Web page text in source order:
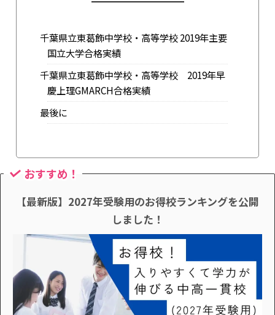
千葉県立東葛飾中学校・高等学校 2019年主要
国立大学合格実績
千葉県立東葛飾中学校・高等学校 2019年早
慶上理GMARCH合格実績
最後に
おすすめ！
【最新版】2027年受験用のお得校ランキングを公開
しました！